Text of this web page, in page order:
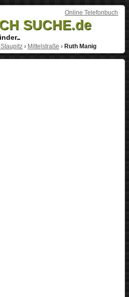
Online Telefonbuch
SUCHE.de
› Mittelstraße › Ruth Manig